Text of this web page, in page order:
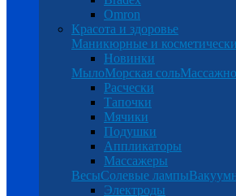
Omron
Красота и здоровье
Маникюрные и
Новинки
МылоМорская соль
Расчески
Тапочки
Мячики
Подушки
Аппликаторы
Массажеры
ВесыСолевые лампы
Электроды